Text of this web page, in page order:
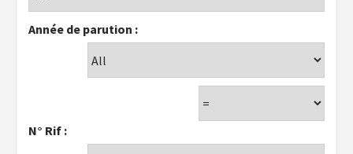
Année de parution :
N° Rif :